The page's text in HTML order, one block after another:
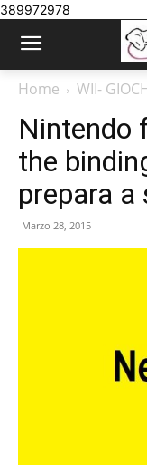
389972978
Home WII-
Nintendo
the
prepara a
Marzo 28, 2015